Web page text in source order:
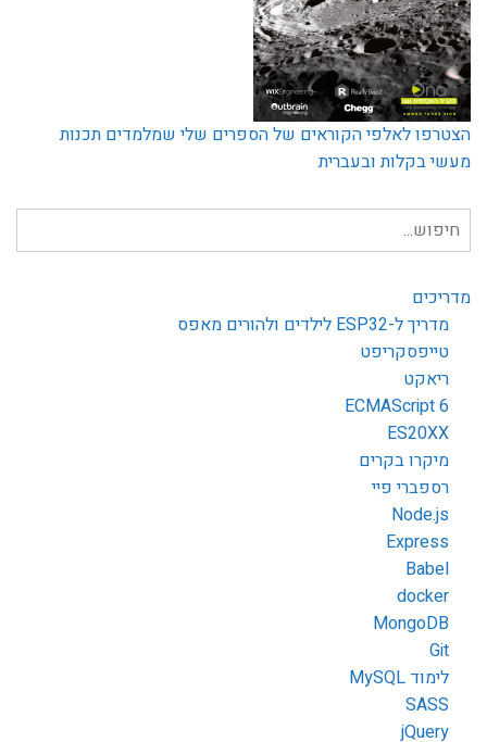
הצטרפו לאלפי הקוראים של הספרים שלי שמלמדים תכנות
מעשי בקלות ובעברית
חיפוש
עבור:
מדריכים
מדריך ל-ESP32 לילדים ולהורים מאפס
טייפסקריפט
ריאקט
ECMAScript 6
ES20XX
מיקרו בקרים
רספברי פיי
Node.js
Express
Babel
docker
MongoDB
Git
לימוד MySQL
SASS
jQuery